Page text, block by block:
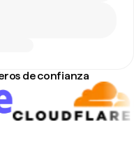
de confianza